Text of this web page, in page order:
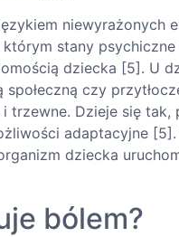
niewyrażonych
stany psychiczne
dziecka [5]. U
czy
trzewne. Dzieje się tak,
adaptacyjne
dziecka
bólem?